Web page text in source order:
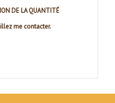
DE LA QUANTITÉ
me contacter.